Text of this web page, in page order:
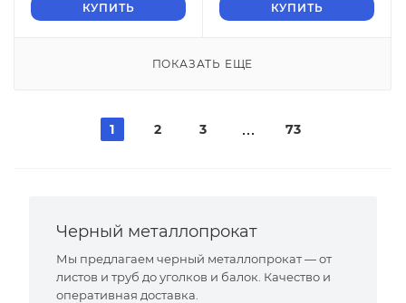
КУПИТЬ КУПИТЬ
ПОКАЗАТЬ ЕЩЕ
1 2 3 73
Черный металлопрокат
Мы предлагаем черный металлопрокат — от
листов и труб до уголков и балок. Качество и
оперативная доставка.